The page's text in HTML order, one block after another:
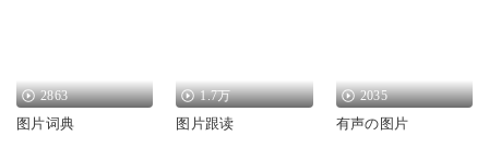
2863
图片词典
1.7万
图片跟读
2035
有声の图片